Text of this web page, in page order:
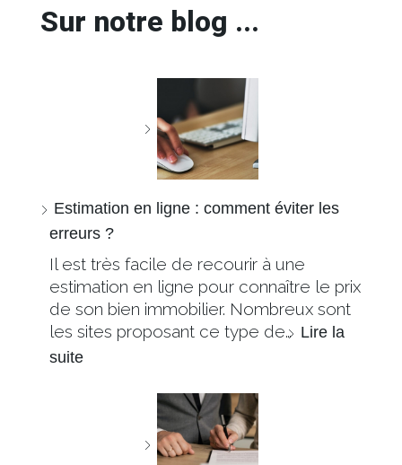
Sur notre blog ...
Estimation en ligne : comment éviter les
erreurs ?
Il est très facile de recourir à une
estimation en ligne pour connaître le prix
de son bien immobilier. Nombreux sont
les sites proposant ce type de… Lire la
suite